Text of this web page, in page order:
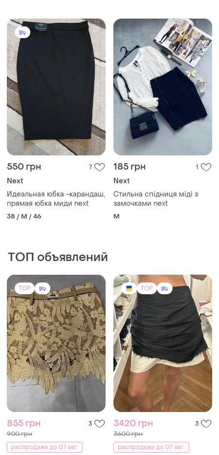
550 грн 7
Next
Идеальная юбка -карандаш,
прямая юбка миди next
38 / M / 46
185 грн 1
Next
Стильна спідниця міді з
замочками next
M
ТОП объявлений
TOP
855 грн 3
900 грн
распродажа до 07 авг.
TOP
3420 грн 3
3600 грн
распродажа до 07 авг.